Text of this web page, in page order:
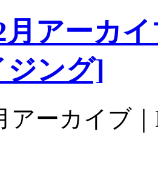
月アーカ
ジング]
アーカイブ